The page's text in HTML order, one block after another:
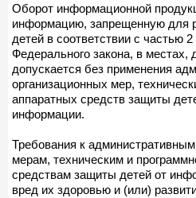
Оборот информационной
информацию, запрещенную для
детей в соответствии с частью
Федерального закона, в местах,
допускается без применения
организационных мер,
аппаратных средств защиты
информации.
Требования к
мерам, техническим и
средствам защиты детей от
вред их здоровью и (или)